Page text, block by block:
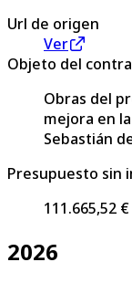
Url de origen
Ver
Objeto del
Obras del
mejora en
Sebastián
Presupuesto sin
111.665,52 €
2026